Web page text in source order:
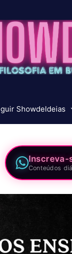
ShowdeIdeias
Inscreva-
Conteúdos